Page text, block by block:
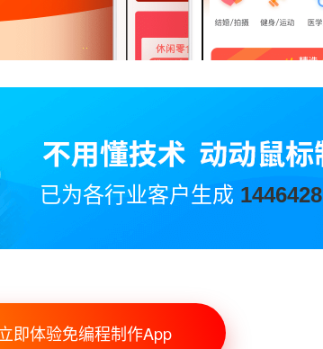
已为各行业客户生成 1446428
即体验免编程制作App